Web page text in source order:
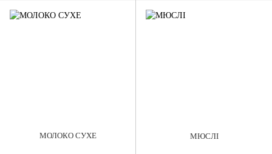
МОЛОКО СУХЕ МЮСЛІ